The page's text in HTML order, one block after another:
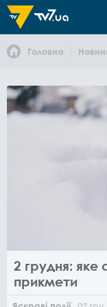
Головна
2 грудня: яке
прикмети